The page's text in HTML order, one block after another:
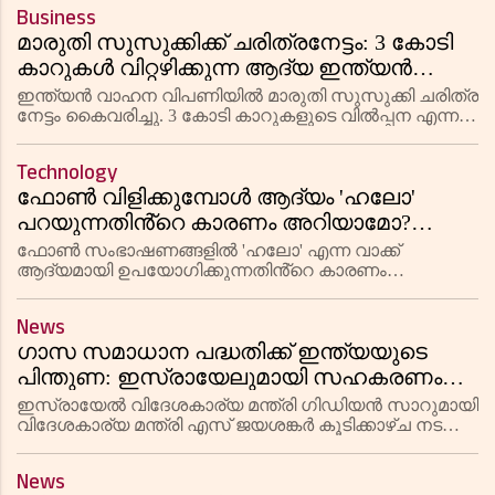
അവസാനിപ്പിക്കാൻ 'ഫിലിബസ്റ്റ
Business
മാരുതി സുസുക്കിക്ക് ചരിത്രനേട്ടം: 3 കോടി
കാറുകൾ വിറ്റഴിക്കുന്ന ആദ്യ ഇന്ത്യൻ
കമ്പനി
ഇന്ത്യൻ വാഹന വിപണിയിൽ മാരുതി സുസുക്കി ചരിത്ര
നേട്ടം കൈവരിച്ചു. 3 കോടി കാറുകളുടെ വിൽപ്പന എന്ന
Technology
ഫോൺ വിളിക്കുമ്പോൾ ആദ്യം 'ഹലോ'
പറയുന്നതിൻ്റെ കാരണം അറിയാമോ?
ടെലിഫോണിൻ്റെ ചരിത്രവുമായി
ബന്ധപ്പെട്ട കൗതുകകരമായ കഥ
ഫോൺ സംഭാഷണങ്ങളിൽ 'ഹലോ' എന്ന വാക്ക്
ആദ്യമായി ഉപയോഗിക്കുന്നതിൻ്റെ കാരണം
ഈ വാക്കിനെ പൊതുവായ അഭിവാദ്യമായി മാറ്റിയത്.
News
ഗാസ സമാധാന പദ്ധതിക്ക് ഇന്ത്യയുടെ
പിന്തുണ: ഇസ്രായേലുമായി സഹകരണം
ഉറപ്പിച്ച് എസ് ജയശങ്കർ; ഭീകരതയും
തൊഴിലാളി പ്രശ്‌നങ്ങളും ചർച്ച ചെയ്തു
ഇസ്രായേൽ വിദേശകാര്യ മന്ത്രി ഗിഡിയൻ സാറുമായി
വിദേശകാര്യ മന്ത്രി എസ് ജയശങ്കർ കൂടിക്കാഴ്ച നടത്തി.
ഇന്ത്യൻ തൊഴിലാളി
News